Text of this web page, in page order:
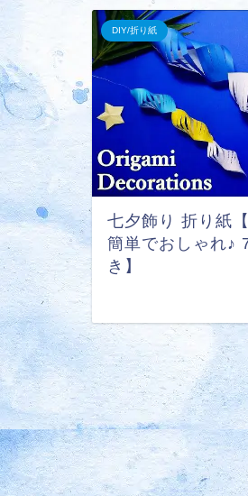
DIY/折り紙
七夕飾り 折り紙
簡単でおしゃれ♪
き】